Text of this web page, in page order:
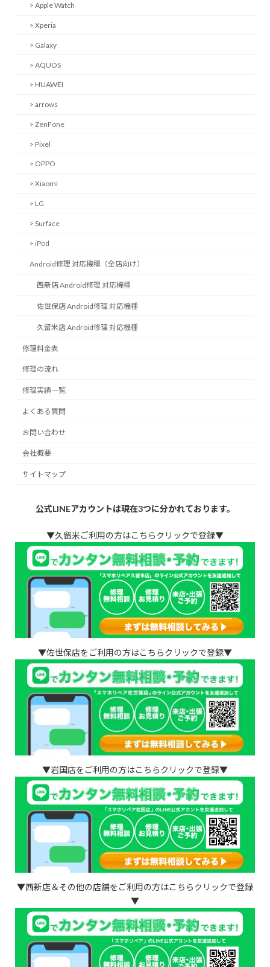
> Apple Watch
> Xperia
> Galaxy
> AQUOS
> HUAWEI
> arrows
> ZenFone
> Pixel
> OPPO
> Xiaomi
> LG
> Surface
> iPod
Android修理 対応機種（全店向け）
西新店 Android修理 対応機種
佐世保店 Android修理 対応機種
久留米店 Android修理 対応機種
修理料金表
修理の流れ
修理実績一覧
よくある質問
お問い合わせ
会社概要
サイトマップ
公式LINEアカウントは現在3つに分かれております。
▼久留米ご利用の方はこちらクリックで登録▼
▼佐世保店をご利用の方はこちらクリックで登録▼
▼岩国店をご利用の方はこちらクリックで登録▼
▼西新店＆その他の店舗をご利用の方はこちらクリックで登録
▼